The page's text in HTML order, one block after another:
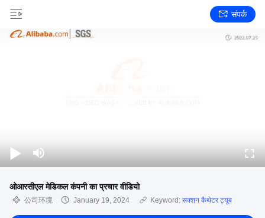
संपर्क
ओआरसीएल मेडिकल कंपनी का प्रचार वीडियो
公司环境 January 19, 2024 Keyword: सक्शन कैथेटर ट्यूब